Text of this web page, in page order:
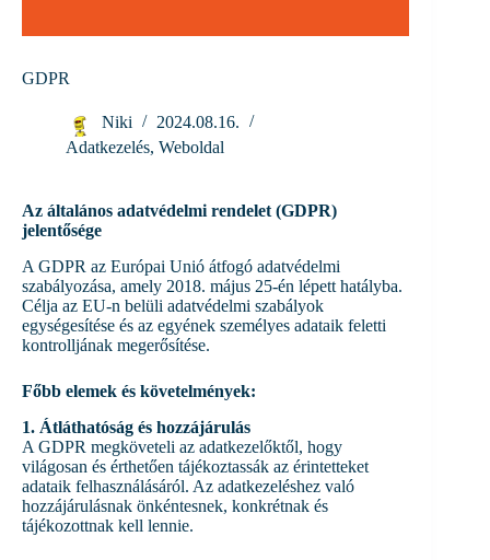
GDPR
Niki
2024.08.16.
Adatkezelés, Weboldal
Az általános adatvédelmi rendelet (GDPR)
jelentősége
A GDPR az Európai Unió átfogó adatvédelmi
szabályozása, amely 2018. május 25-én lépett hatályba.
Célja az EU-n belüli adatvédelmi szabályok
egységesítése és az egyének személyes adataik feletti
kontrolljának megerősítése.
Főbb elemek és követelmények:
1. Átláthatóság és hozzájárulás
A GDPR megköveteli az adatkezelőktől, hogy
világosan és érthetően tájékoztassák az érintetteket
adataik felhasználásáról. Az adatkezeléshez való
hozzájárulásnak önkéntesnek, konkrétnak és
tájékozottnak kell lennie.